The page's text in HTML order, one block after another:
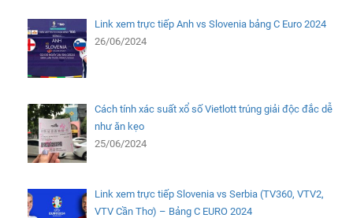
Link xem trực tiếp Anh vs Slovenia bảng C Euro 2024
26/06/2024
Cách tính xác suất xổ số Vietlott trúng giải độc đắc dễ
như ăn kẹo
25/06/2024
Link xem trực tiếp Slovenia vs Serbia (TV360, VTV2,
VTV Cần Thơ) – Bảng C EURO 2024